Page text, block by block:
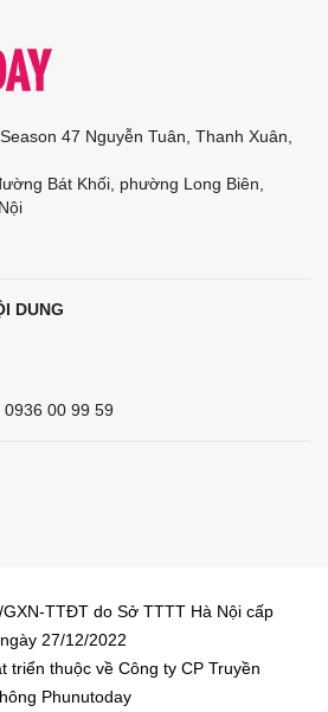
47 Nguyễn Tuân, Thanh Xuân,
Bát Khối, phường Long Biên,
DUNG
0936 00 99 59
TTĐT do Sở TTTT Hà Nội cấp
ngày 27/12/2022
triển thuộc về Công ty CP Truyền
Phunutoday